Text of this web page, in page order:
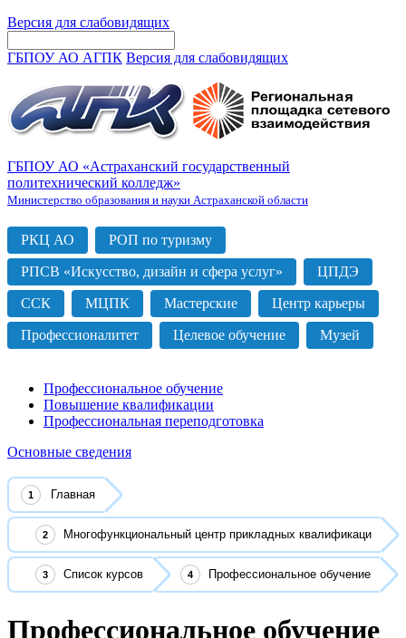
Версия для слабовидящих
ГБПОУ АО АГПК Версия для слабовидящих
ГБПОУ АО «Астраханский государственный
политехнический колледж»
Министерство образования и науки Астраханской области
РКЦ АО РОП по туризму
РПСВ «Искусство, дизайн и сфера услуг» ЦПДЭ
ССК МЦПК Мастерские Центр карьеры
Профессионалитет Целевое обучение Музей
Профессиональное обучение
Повышение квалификации
Профессиональная переподготовка
Основные сведения
Главная
Многофункциональный центр прикладных квалификаци
Список курсов Профессиональное обучение
Профессиональное обучение